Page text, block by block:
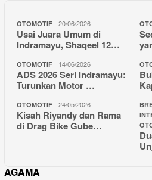
OTOMOTIF 20/06/2026
Usai Juara Umum di
Indramayu, Shaqeel 12…
OTOMOTIF 14/06/2026
ADS 2026 Seri Indramayu:
Turunkan Motor …
OTOMOTIF 24/05/2026
Kisah Riyandy dan Rama
di Drag Bike Gube…
AGAMA